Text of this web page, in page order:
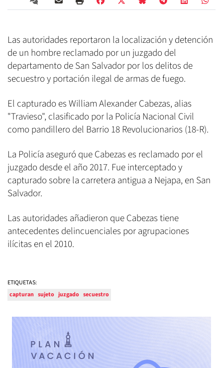
Las autoridades reportaron la localización y detención
de un hombre reclamado por un juzgado del
departamento de San Salvador por los delitos de
secuestro y portación ilegal de armas de fuego.
El capturado es William Alexander Cabezas, alias
"Travieso", clasificado por la Policía Nacional Civil
como pandillero del Barrio 18 Revolucionarios (18-R).
La Policía aseguró que Cabezas es reclamado por el
juzgado desde el año 2017. Fue interceptado y
capturado sobre la carretera antigua a Nejapa, en San
Salvador.
Las autoridades añadieron que Cabezas tiene
antecedentes delincuenciales por agrupaciones
ilícitas en el 2010.
ETIQUETAS:
capturan sujeto juzgado secuestro